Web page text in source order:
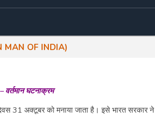
MAN OF INDIA)
वर्तमान घटनाक्रम
31 अक्टूबर को मनाया जाता है। इसे भारत